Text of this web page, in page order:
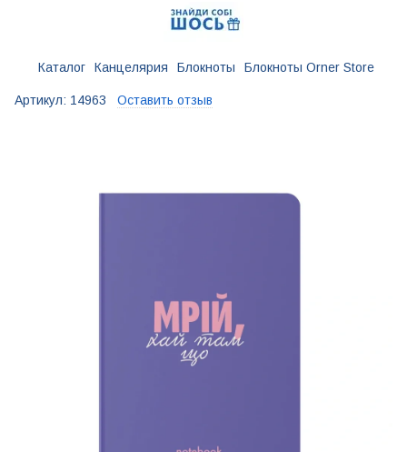
Каталог Канцелярия Блокноты Блокноты Orner Store
Артикул: 14963 Оставить отзыв